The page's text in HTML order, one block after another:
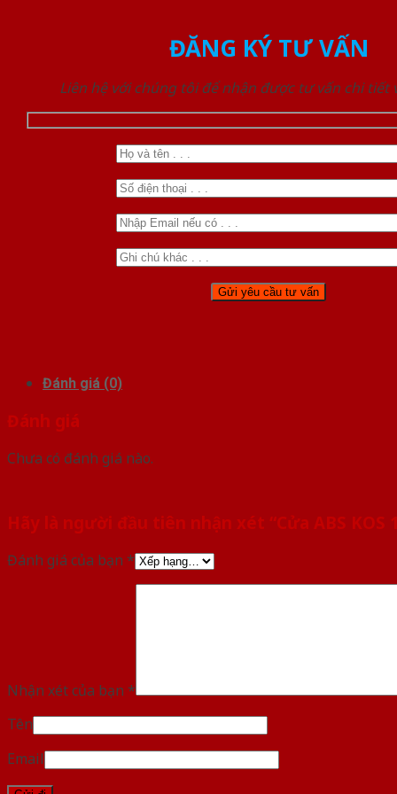
ĐĂNG KÝ TƯ VẤN
Liên hệ với chúng tôi để nhận được tư vấn chi tiết
Đánh giá (0)
Đánh giá
Chưa có đánh giá nào.
Hãy là người đầu tiên nhận xét “Cửa ABS KOS
Đánh giá của bạn *
Nhận xét của bạn *
Tên
Email